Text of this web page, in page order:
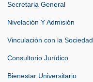
Secretaria General
Nivelación Y Admisión
Vinculación con la Sociedad
Consultorio Jurídico
Bienestar Universitario